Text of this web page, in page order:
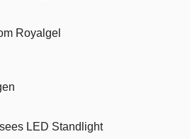
Royalgel
LED Standlight